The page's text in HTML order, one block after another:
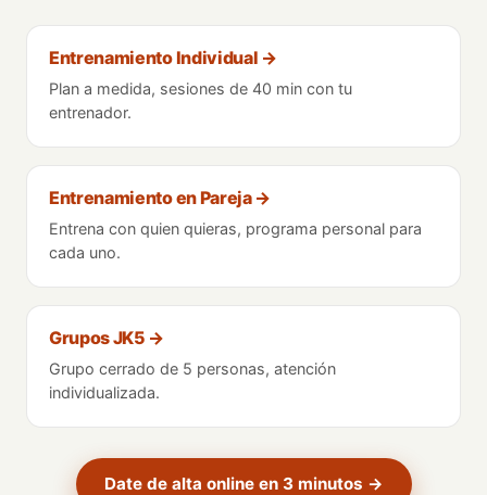
Entrenamiento Individual →
Plan a medida, sesiones de 40 min con tu
entrenador.
Entrenamiento en Pareja→
Entrena con quien quieras, programa personal para
cada uno.
Grupos JK5 →
Grupo cerrado de 5 personas, atención
individualizada.
Date de alta online en 3 minutos →